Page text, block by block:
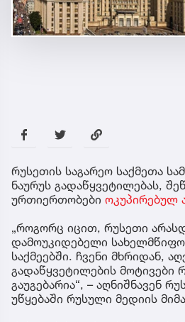
რუსეთის საგარეო საქმეთა
ნაურუს გადაწყვეტილებას,
ურთიერთობები ოკუპირებულ
„როგორც იცით, რუსეთი
დამოუკიდებელი
საქმეებში. ჩვენი მხრიდან,
გადაწყვეტილების მოტივები
გაუგებარია“, – აღნიშნავენ
უწყებაში რუსული მედიის